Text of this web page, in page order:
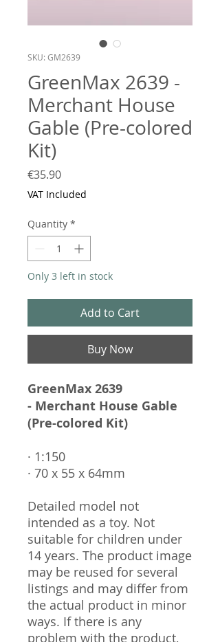
SKU: GM2639
GreenMax 2639 -
Merchant House
Gable (Pre-colored
Kit)
€35.90Price
VAT Included
Quantity *
Only 3 left in stock
Add to Cart
Buy Now
GreenMax 2639
- Merchant House Gable
(Pre-colored Kit)
· 1:150
· 70 x 55 x 64mm
Detailed model not
intended as a toy. Not
suitable for children under
14 years. The product image
may be reused for several
listings and may differ from
the actual product in minor
ways. If there is any
problem with the product,